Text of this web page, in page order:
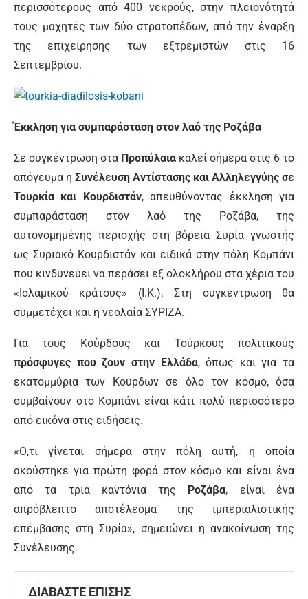
περισσότερους από 400 νεκρούς, στην πλειονότητά
τους μαχητές των δύο στρατοπέδων, από την έναρξη
της επιχείρησης των εξτρεμιστών στις 16
Σεπτεμβρίου.
Έκκληση για συμπαράσταση στον λαό της Ροζάβα
Σε συγκέντρωση στα Προπύλαια καλεί σήμερα στις 6 το
απόγευμα η Συνέλευση Αντίστασης και Αλληλεγγύης σε
Τουρκία και Κουρδιστάν, απευθύνοντας έκκληση για
συμπαράσταση στον λαό της Ροζάβα, της
αυτονομημένης περιοχής στη βόρεια Συρία γνωστής
ως Συριακό Κουρδιστάν και ειδικά στην πόλη Κομπάνι
που κινδυνεύει να περάσει εξ ολοκλήρου στα χέρια του
«Ισλαμικού κράτους» (Ι.Κ.). Στη συγκέντρωση θα
συμμετέχει και η νεολαία ΣΥΡΙΖΑ.
Για τους Κούρδους και Τούρκους πολιτικούς
πρόσφυγες που ζουν στην Ελλάδα, όπως και για τα
εκατομμύρια των Κούρδων σε όλο τον κόσμο, όσα
συμβαίνουν στο Κομπάνι είναι κάτι πολύ περισσότερο
από εικόνα στις ειδήσεις.
«Ο,τι γίνεται σήμερα στην πόλη αυτή, η οποία
ακούστηκε για πρώτη φορά στον κόσμο και είναι ένα
από τα τρία καντόνια της Ροζάβα, είναι ένα
απρόβλεπτο αποτέλεσμα της ιμπεριαλιστικής
επέμβασης στη Συρία», σημειώνει η ανακοίνωση της
Συνέλευσης.
ΔΙΑΒΑΣΤΕ ΕΠΙΣΗΣ